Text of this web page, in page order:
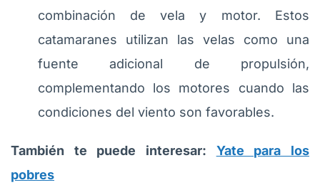
combinación de vela y motor. Estos
catamaranes utilizan las velas como una
fuente adicional de propulsión,
complementando los motores cuando las
condiciones del viento son favorables.
También te puede interesar: Yate para los
pobres